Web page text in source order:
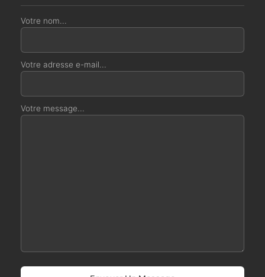
Votre nom...
Votre adresse e-mail...
Votre message...